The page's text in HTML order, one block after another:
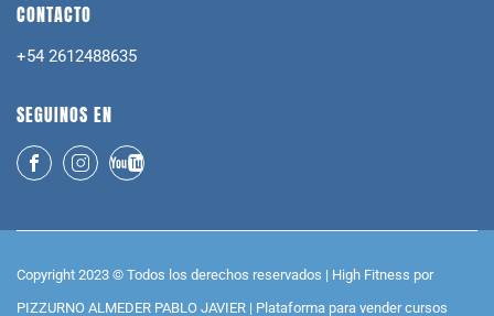
CONTACTO
+54 2612488635
SEGUINOS EN
Copyright 2023 © Todos los derechos reservados | High Fitness por
PIZZURNO ALMEDER PABLO JAVIER | Plataforma para vender cursos